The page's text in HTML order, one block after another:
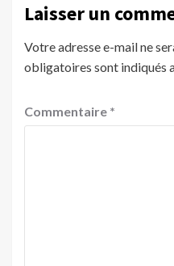
Laisser un
Votre adresse e-mail ne
obligatoires sont indiqués
Commentaire *